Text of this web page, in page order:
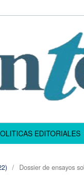
EDITORIALES
/ Dossier de ensayos